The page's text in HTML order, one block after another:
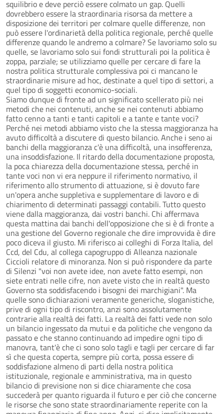
squilibrio e deve perciò essere colmato un gap. Quelli
dovrebbero essere la straordinaria risorsa da mettere a
disposizione dei territori per colmare quelle differenze, non
può essere l'ordinarietà della politica regionale, perché quelle
differenze quando le andremo a colmare? Se lavoriamo solo su
quelle, se lavoriamo solo sui fondi strutturali poi la politica è
zoppa, parziale; se utilizziamo quelle per cercare di fare la
nostra politica strutturale complessiva poi ci mancano le
straordinarie misure ad hoc, destinate a quel tipo di settori, a
quel tipo di soggetti economico-sociali.
Siamo dunque di fronte ad un significato scellerato più nei
metodi che nei contenuti, anche se nei contenuti abbiamo
fatto cenno a tanti e tanti capitoli e a tante e tante voci?
Perché nei metodi abbiamo visto che la stessa maggioranza ha
avuto difficoltà a discutere di questo bilancio. Anche i seno ai
banchi della maggioranza c'è una difficoltà, una insofferenza,
una insoddisfazione. Il ritardo della documentazione proposta,
la poca chiarezza della documentazione stessa, perché in
tante voci non vi era neppure il riferimento normativo, il
riferimento allo strumento di attuazione, si è dovuto fare
un'opera anche suppletiva e supplementare di lavoro e di
chiarimento di determinati passaggi contabili. Tutto questo
viene dalla maggioranza, dai vostri banchi. Chi affermava
questa mattina dai banchi dell'opposizione che si è di fronte a
una gestione del Governo regionale che dire improvvida è dire
poco diceva il giusto. Mi riferisco ai colleghi di Forza Italia, del
Ccd, del Cdu, al collega capogruppo di Alleanza nazionale
Ciccioli relatore di minoranza. Non si può rispondere da parte
di Silenzi "voi non avete idee, non avete fatto esempi, non
siete entrati nelle cifre, non avete visto che in realtà questo
Governo sta soddisfacendo i bisogni dei marchigiani". Ma
quelle sono dichiarazioni veramente generiche, sloganistiche,
prive di ogni tipo di riscontro, anzi sono assolutamente
contrarie alla realtà dei fatti. La realtà dei fatti vede non solo
un bilancio ingessato da mutui e da politiche che vengono da
passato e che stanno continuando ad impedire ogni tipo di
manovra, tant'è che ci sono solo tagli e tagli per cercare di far
sì che questa coperta, sempre più corta, possa essere di
soddisfazione almeno di parti della nostra politica
istituzionale, regionale e amministrativa, ma in questo
bilancio di previsione non si dice chiaramente che cosa
succederà per quanto riguarda il futuro e per ciò che concerne
le risorse che sono state straordinariamente reperite con la